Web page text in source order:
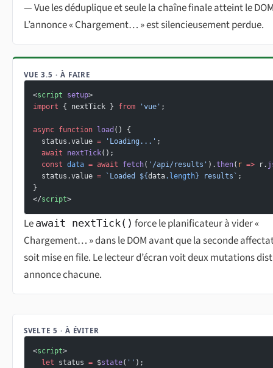
— Vue les déduplique et seule la chaîne finale atteint le
L’annonce « Chargement… » est silencieusement perdue.
VUE 3.5 · À FAIRE
<script setup>
import { nextTick } from 'vue' ;
async function load () {
  status.value
= 'Loading...' ;
  await
nextTick();
  const
data = await fetch( '/api/results' ).then( r => r.
  status.value
= `Loaded ${data. length} results` ;
}
</script>
Le await nextTick() force le planificateur à vider «
Chargement… » dans le DOM avant que la seconde
soit mise en file. Le lecteur d’écran voit deux mutations
annonce chacune.
SVELTE 5 · À ÉVITER
<script>
  let
status = $state( '' );